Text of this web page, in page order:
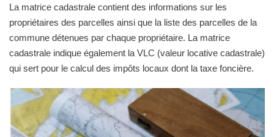
La matrice cadastrale contient des informations sur les
propriétaires des parcelles ainsi que la liste des parcelles de la
commune détenues par chaque propriétaire. La matrice
cadastrale indique également la VLC (valeur locative cadastrale)
qui sert pour le calcul des impôts locaux dont la taxe foncière.